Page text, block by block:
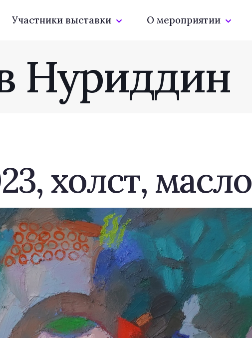
Участники выставки О мероприятии
Нуриддин
холст, масло